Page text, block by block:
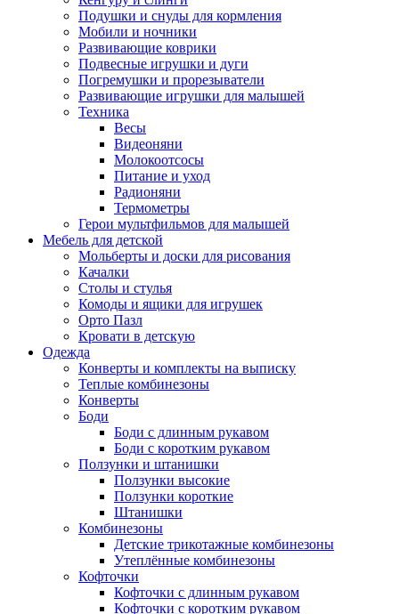
Подушки и снуды для кормления
Мобили и ночники
Развивающие коврики
Подвесные игрушки и дуги
Погремушки и прорезыватели
Развивающие игрушки для малышей
Техника
Весы
Видеоняни
Молокоотсосы
Питание и уход
Радионяни
Термометры
Герои мультфильмов для малышей
Мебель для детской
Мольберты и доски для рисования
Качалки
Столы и стулья
Комоды и ящики для игрушек
Орто Пазл
Кровати в детскую
Одежда
Конверты и комплекты на выписку
Теплые комбинезоны
Конверты
Боди
Боди с длинным рукавом
Боди с коротким рукавом
Ползунки и штанишки
Ползунки высокие
Ползунки короткие
Штанишки
Комбинезоны
Детские трикотажные комбинезоны
Утеплённые комбинезоны
Кофточки
Кофточки с длинным рукавом
Кофточки с коротким рукавом